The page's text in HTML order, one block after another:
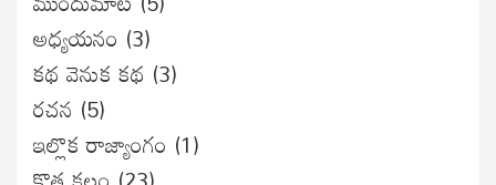
అధ్యయనం (3)
కథ వెనుక కథ (3)
రచన (5)
ఇల్లొక రాజ్యాంగం (1)